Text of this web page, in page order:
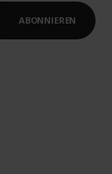
ABONNIEREN